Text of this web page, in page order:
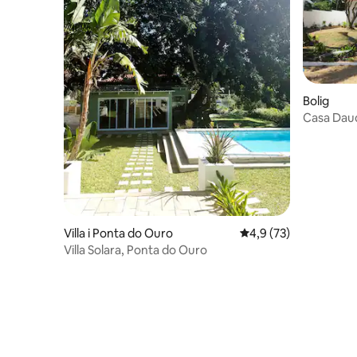
Villa i Ponta do Ouro 4,9 ud af 5 i
4,9 (73)
Villa Solara, Ponta do Ouro
Bolig
Casa